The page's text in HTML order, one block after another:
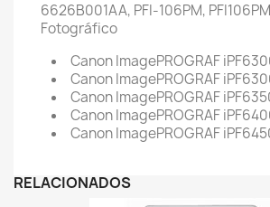
6626B001AA, PFI-106PM, PFI106PM
Fotográfico
Canon ImagePROGRAF
Canon ImagePROGRAF
Canon ImagePROGRAF
Canon ImagePROGRAF
Canon ImagePROGRAF
RELACIONADOS